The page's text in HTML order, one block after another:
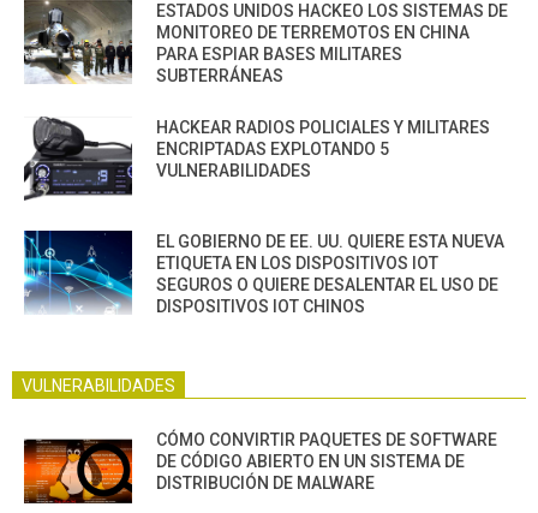
ESTADOS UNIDOS HACKEO LOS SISTEMAS DE
MONITOREO DE TERREMOTOS EN CHINA
PARA ESPIAR BASES MILITARES
SUBTERRÁNEAS
HACKEAR RADIOS POLICIALES Y MILITARES
ENCRIPTADAS EXPLOTANDO 5
VULNERABILIDADES
EL GOBIERNO DE EE. UU. QUIERE ESTA NUEVA
ETIQUETA EN LOS DISPOSITIVOS IOT
SEGUROS O QUIERE DESALENTAR EL USO DE
DISPOSITIVOS IOT CHINOS
VULNERABILIDADES
CÓMO CONVIRTIR PAQUETES DE SOFTWARE
DE CÓDIGO ABIERTO EN UN SISTEMA DE
DISTRIBUCIÓN DE MALWARE